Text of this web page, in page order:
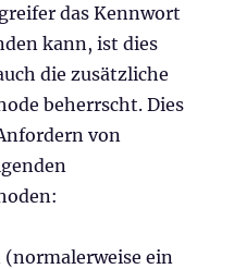
das Kennwort
kann, ist dies
die zusätzliche
beherrscht. Dies
von
(normalerweise ein